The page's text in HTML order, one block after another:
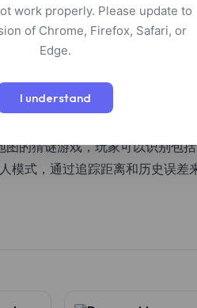
在地图上识别位置，测试您的地
education
图的猜谜游戏，玩家可以识别包
模式，通过追踪距离和历史误差
work properly. Please update to
of Chrome, Firefox, Safari, or
Edge.
I understand